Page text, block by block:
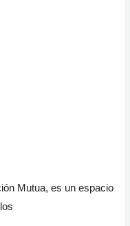
Mutua, es un espacio